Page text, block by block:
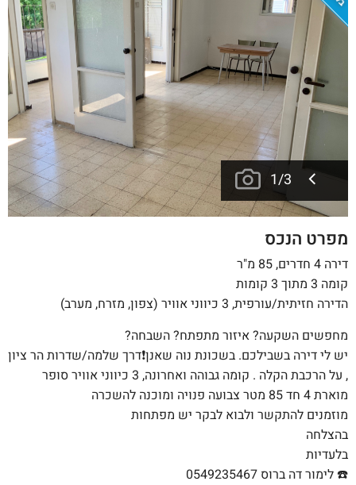
1/3
מפרט הנכס
דירה 4 חדרים, 85 מ"ר
קומה 3 מתוך 3 קומות
הדירה חזיתית/עורפית, 3 כיווני אוויר (צפון, מזרח, מערב)
מחפשים השקעה? איזור מתפתח? השבחה?
יש לי דירה בשבילכם. בשכונת נוה שאנן❗️דרך שלמה/שדרות הר ציון
, על הרכבת הקלה . קומה גבוהה ואחרונה, 3 כיווני אוויר סופר
מוארת 4 חד 85 מטר צבועה פנויה ומוכנה להשכרה
מוזמנים להתקשר ולבוא לבקר יש מפתחות
בהצלחה
בלעדיות
☎️ לימור דה ברוס 0549235467